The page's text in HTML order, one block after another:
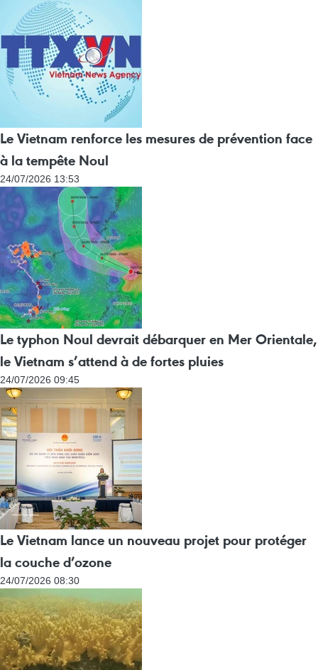
Le Vietnam renforce les mesures de prévention face
à la tempête Noul
24/07/2026 13:53
Le typhon Noul devrait débarquer en Mer Orientale,
le Vietnam s’attend à de fortes pluies
24/07/2026 09:45
Le Vietnam lance un nouveau projet pour protéger
la couche d’ozone
24/07/2026 08:30